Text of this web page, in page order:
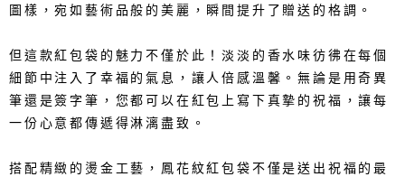
圖樣，宛如藝術品般的美麗，瞬間提升了贈送的格調。
但這款紅包袋的魅力不僅於此！淡淡的香水味彷彿在每個
細節中注入了幸福的氣息，讓人倍感溫馨。無論是用奇異
筆還是簽字筆，您都可以在紅包上寫下真摯的祝福，讓每
一份心意都傳遞得淋漓盡致。
搭配精緻的燙金工藝，鳳花紋紅包袋不僅是送出祝福的最